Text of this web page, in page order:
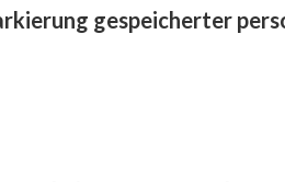
gespeicherter